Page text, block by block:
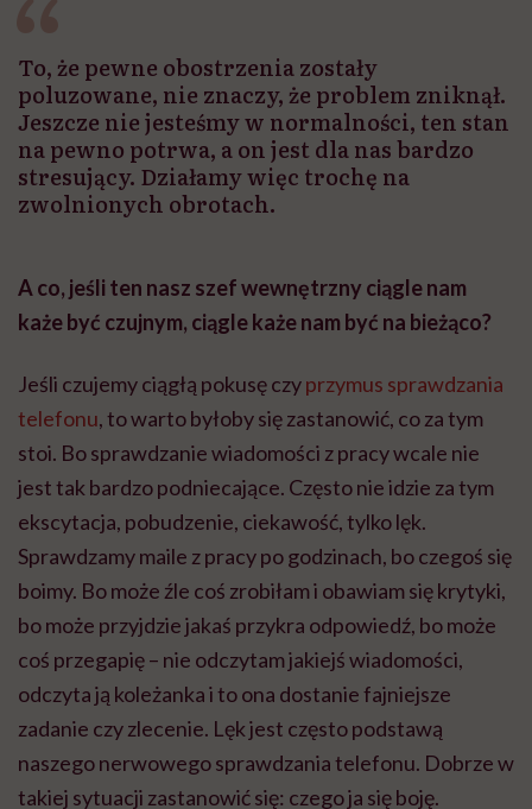
To, że pewne obostrzenia zostały
poluzowane, nie znaczy, że problem zniknął.
Jeszcze nie jesteśmy w normalności, ten stan
na pewno potrwa, a on jest dla nas bardzo
stresujący. Działamy więc trochę na
zwolnionych obrotach.
A co, jeśli ten nasz szef wewnętrzny ciągle nam
każe być czujnym, ciągle każe nam być na bieżąco?
Jeśli czujemy ciągłą pokusę czyprzymus sprawdzania
telefonu, to warto byłoby się zastanowić, co za tym
stoi. Bo sprawdzanie wiadomości z pracy wcale nie
jest tak bardzo podniecające. Często nie idzie za tym
ekscytacja, pobudzenie, ciekawość, tylko lęk.
Sprawdzamy maile z pracy po godzinach, bo czegoś się
boimy. Bo może źle coś zrobiłam i obawiam się krytyki,
bo może przyjdzie jakaś przykra odpowiedź, bo może
coś przegapię – nie odczytam jakiejś wiadomości,
odczyta ją koleżanka i to ona dostanie fajniejsze
zadanie czy zlecenie. Lęk jest często podstawą
naszego nerwowego sprawdzania telefonu. Dobrze w
takiej sytuacji zastanowić się: czego ja się boję.